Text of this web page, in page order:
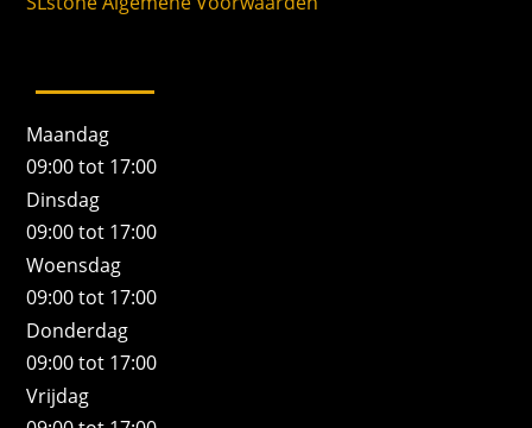
Maandag
09:00 tot 17:00
Dinsdag
09:00 tot 17:00
Woensdag
09:00 tot 17:00
Donderdag
09:00 tot 17:00
Vrijdag